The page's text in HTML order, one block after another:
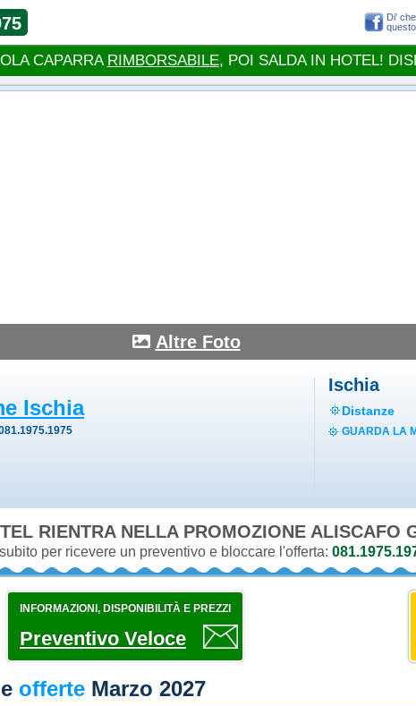
Altre Foto
Ischia
Ischia
Distanze
GUARDA LA
RIENTRA NELLA PROMOZIONE ALISCAFO
per ricevere un preventivo e bloccare l'offerta:
INFORMAZIONI, DISPONIBILITÀ E PREZZI
Preventivo Veloce
offerte Marzo 2027
Di' che
questo
CAPARRA RIMBORSABILE, POI SALDA IN HOTEL!